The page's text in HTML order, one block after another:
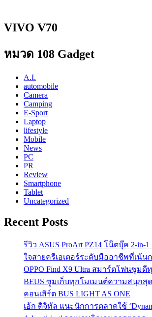
VIVO V70
หมวด 108 Gadget
A.I.
automobile
Camera
Camping
E-Sport
Laptop
lifestyle
Mobile
News
PC
PR
Review
Smartphone
Tablet
Uncategorized
Recent Posts
รีวิว ASUS ProArt PZ14 โน๊ตบุ๊ค 2-in-
ใจสายครีเอเตอร์ระดับมืออาชีพที่เน้น
OPPO Find X9 Ultra สมาร์ตโฟนซูม
BEUS ซูมเก็บทุกโมเมนต์ความสนุกสุ
คอนเสิร์ต BUS LIGHT AS ONE
เอ้ก ดิจิทัล แนะนักการตลาดใช้